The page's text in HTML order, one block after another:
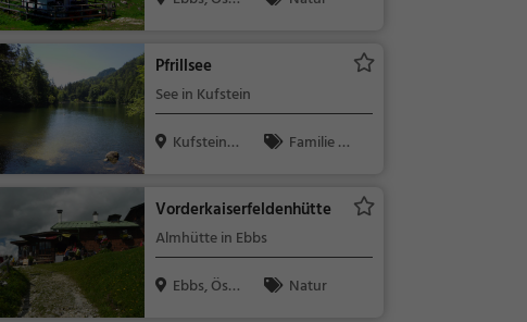
Pfrillsee
See in Kufstein
Kufstein,
Familie &
Vorderkaiserfeldenhütte
Almhütte in Ebbs
Ebbs, Öste
Natur